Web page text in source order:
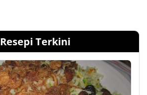
Resepi Terkini